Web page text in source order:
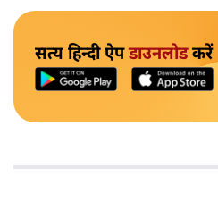
सत्य हिन्दी ऐपडाउनलोडकरें